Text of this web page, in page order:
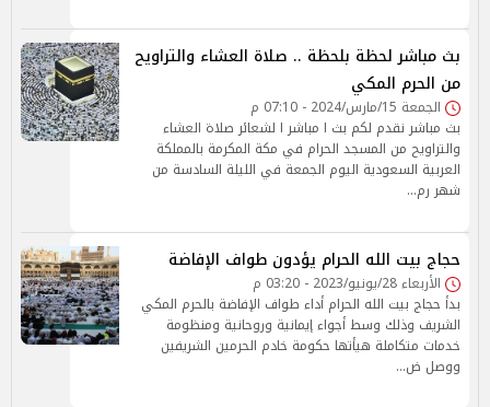
بث مباشر لحظة بلحظة .. صلاة العشاء والتراويح
من الحرم المكي
الجمعة 15/مارس/2024 - 07:10 م
بث مباشر نقدم لكم بث ا مباشر ا لشعائر صلاة العشاء
والتراويح من المسجد الحرام في مكة المكرمة بالمملكة
العربية السعودية اليوم الجمعة في الليلة السادسة من
شهر رم…
حجاج بيت الله الحرام يؤدون طواف الإفاضة
الأربعاء 28/يونيو/2023 - 03:20 م
بدأ حجاج بيت الله الحرام أداء طواف الإفاضة بالحرم المكي
الشريف وذلك وسط أجواء إيمانية وروحانية ومنظومة
خدمات متكاملة هيأتها حكومة خادم الحرمين الشريفين
ووصل ض…